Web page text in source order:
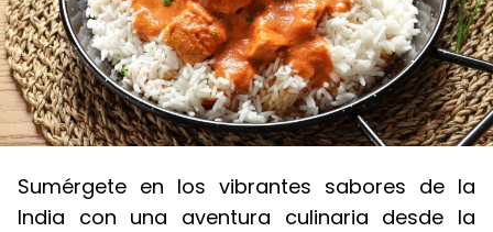
Sumérgete en los vibrantes sabores de la
India con una aventura culinaria desde la